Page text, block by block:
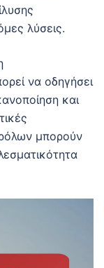
λύσεις.
να οδηγήσει
και
μπορούν